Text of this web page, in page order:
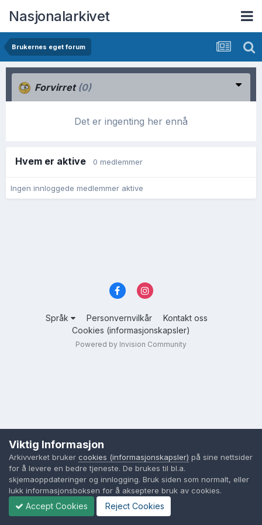
Nasjonalarkivet
Brukernes eget forum
Forvirret (0)
Det er ingenting her ennå
Hvem er aktive 0 medlemmer
Ingen innloggede medlemmer aktive
Språk Personvernvilkår
Kontakt oss
Cookies (informasjonskapsler)
Powered by Invision Community
Viktig Informasjon
Arkivverket bruker cookies (informasjonskapsler) på sine nettsider
for å levere en bedre tjeneste. De brukes til bl.a.
skjemaoppdateringer og innlogging. Bruk siden som normalt, eller
lukk informasjonsboksen for å akseptere bruk av cookies.
Accept Cookies Reject Cookies